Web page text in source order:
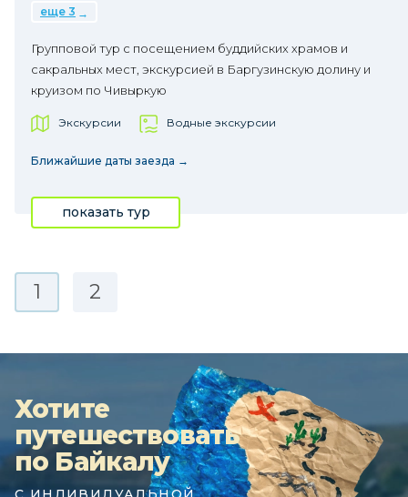
еще 3
Групповой тур с посещением буддийских храмов и
сакральных мест, экскурсией в Баргузинскую долину и
круизом по Чивыркую
Экскурсии Водные экскурсии
Ближайшие даты заезда →
показать тур
1 2
Хотите
путешествовать
по Байкалу